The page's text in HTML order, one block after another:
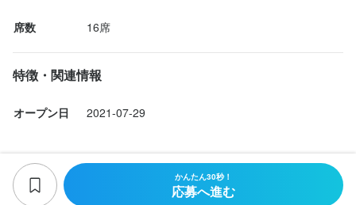
席数 16席
特徴・関連情報
オープン日 2021-07-29
かんたん30秒！
応募へ進む
法人名・事業者名